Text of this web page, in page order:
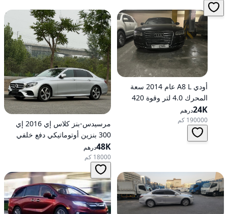
أودي A8 L عام 2014 سعة
المحرك 4.0 لتر وقوة 420
حصانًا، تعمل بالبنزين، ناقل
حركة أوتوماتيكي، دفع كلي
للعجلات
24Kدرهم
190000 كم
مرسيدس-بنز كلاس إي 2016 إي
300 بنزين أوتوماتيكي دفع خلفي
48Kدرهم
18000 كم